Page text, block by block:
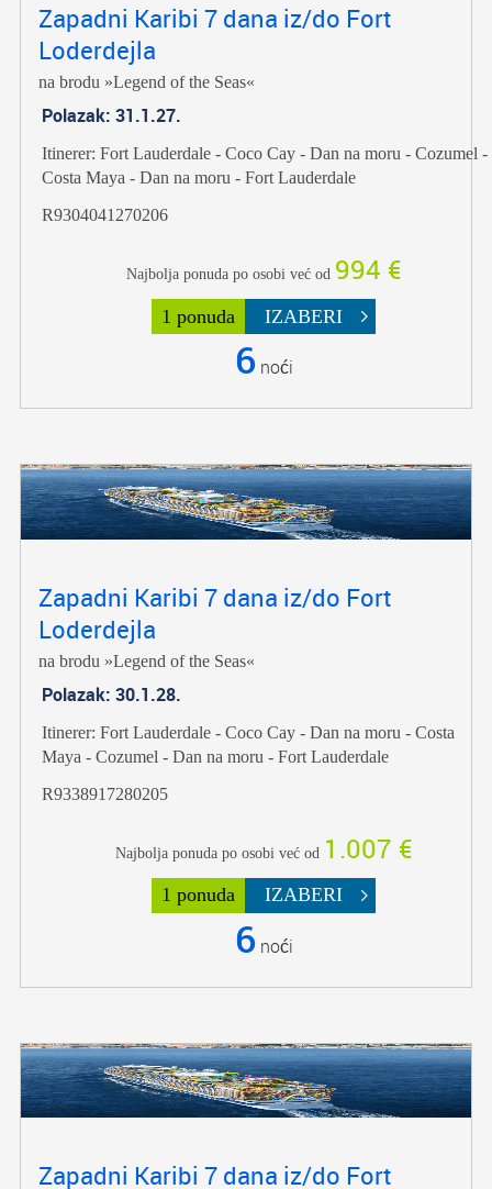
6noći
Zapadni Karibi 7 dana iz/do Fort
Loderdejla
na brodu »Legend of the Seas«
Polazak: 31.1.27.
Itinerer: Fort Lauderdale - Coco Cay - Dan na moru - Cozumel -
Costa Maya - Dan na moru - Fort Lauderdale
R9304041270206
Najbolja ponuda po osobi već od 994 €
1 ponuda IZABERI
6noći
Zapadni Karibi 7 dana iz/do Fort
Loderdejla
na brodu »Legend of the Seas«
Polazak: 30.1.28.
Itinerer: Fort Lauderdale - Coco Cay - Dan na moru - Costa
Maya - Cozumel - Dan na moru - Fort Lauderdale
R9338917280205
Najbolja ponuda po osobi već od 1.007 €
1 ponuda IZABERI
Zapadni Karibi 7 dana iz/do Fort